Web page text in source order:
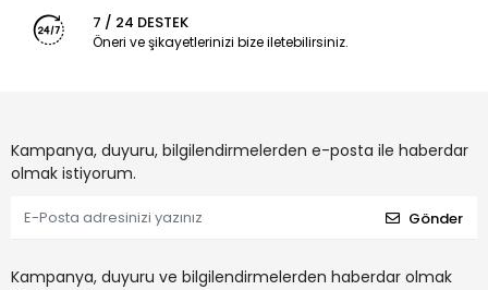
7 / 24 DESTEK
Öneri ve şikayetlerinizi bize iletebilirsiniz.
Kampanya, duyuru, bilgilendirmelerden e-posta ile haberdar
olmak istiyorum.
Gönder
Kampanya, duyuru ve bilgilendirmelerden haberdar olmak